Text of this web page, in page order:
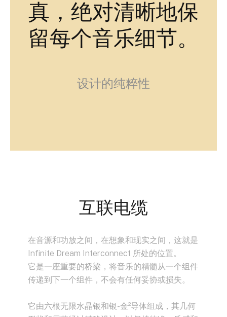
真，绝对清晰地保
留每个音乐细节。
设计的纯粹性
互联电缆
在音源和功放之间，在想象和现实之间，这就是
Infinite Dream Interconnect 所处的位置。
它是一座重要的桥梁，将音乐的精髓从一个组件
传递到下一个组件，不会有任何妥协或损失。
它由六根无限水晶银和银-金²导体组成，其几何